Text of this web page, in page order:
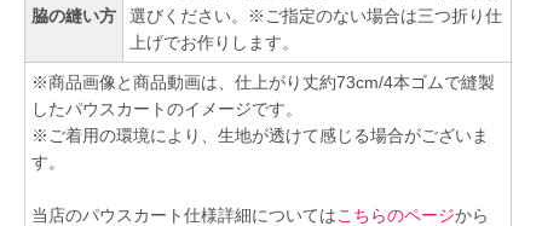
脇の縫い方
選びください。※ご指定のない場合は三つ折り仕
上げでお作りします。
※商品画像と商品動画は、仕上がり丈約73cm/4本ゴムで縫製
したパウスカートのイメージです。
※ご着用の環境により、生地が透けて感じる場合がございま
す。
当店のパウスカート仕様詳細についてはこちらのページから